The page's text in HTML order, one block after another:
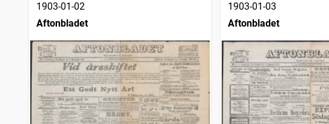
1903-01-02
Aftonbladet
1903-01-03
Aftonbladet